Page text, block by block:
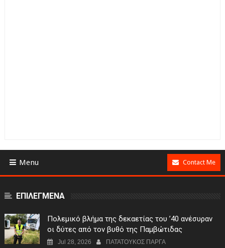
Menu Contact Me
ΕΠΙΛΕΓΜΕΝΑ
Πολεμικό βλήμα της δεκαετίας του ’40 ανέσυραν
οι δύτες από τον βυθό της Παμβώτιδας
Jul 28, 2026 ΠΑΤΑΤΟΥΚΟΣ ΠΑΡΓΑ